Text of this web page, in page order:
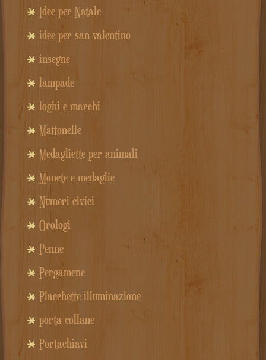
Idee per Natale
idee per san valentino
insegne
lampade
loghi e marchi
Mattonelle
Medagliette per animali
Monete e medaglie
Numeri civici
Orologi
Penne
Pergamene
Placchette illuminazione
porta collane
Portachiavi